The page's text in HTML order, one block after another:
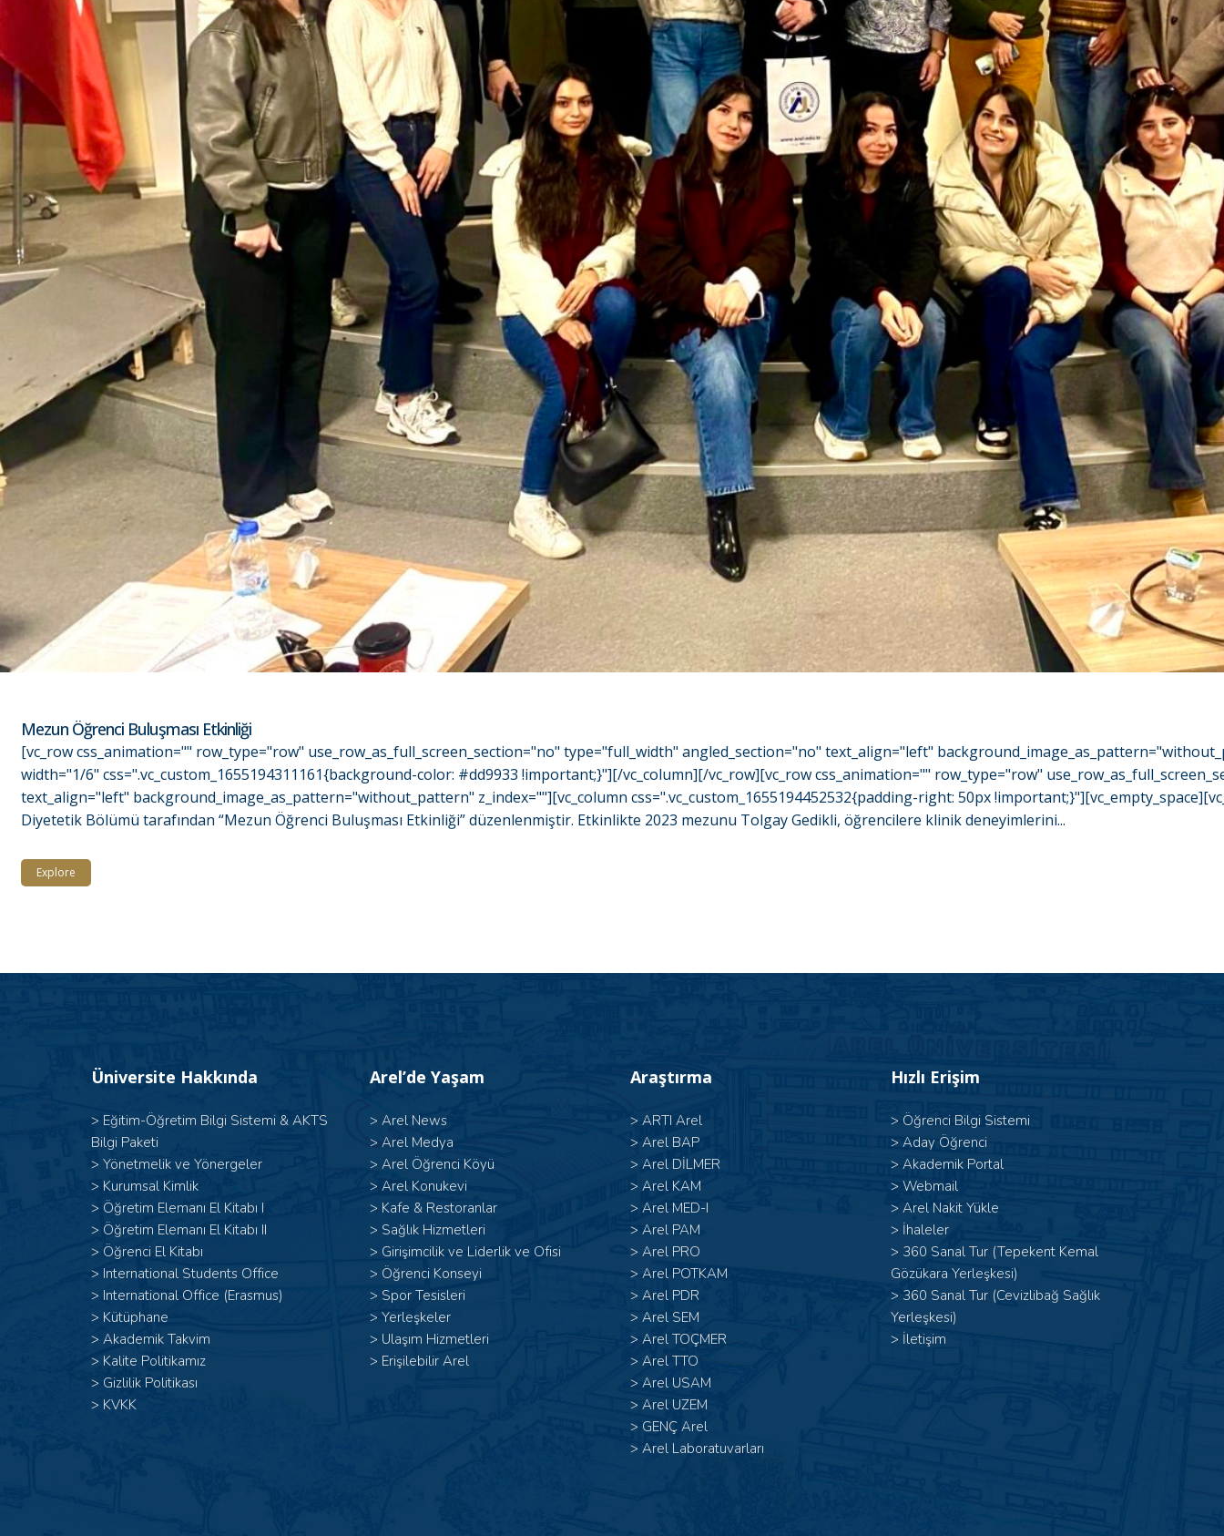
Mezun Öğrenci Buluşması Etkinliği
[vc_row css_animation="" row_type="row" use_row_as_full_screen_section="no" type="full_width" angled_section="no" text_align="left"
width="1/6" css=".vc_custom_1655194311161{background-color: #dd9933 !important;}"][/vc_column][/vc_row][vc_row css_animation="" row_type="row"
text_align="left" background_image_as_pattern="without_pattern" z_index=""][vc_column css=".vc_custom_1655194452532{padding-right: 50px
Diyetetik Bölümü tarafından “Mezun Öğrenci Buluşması Etkinliği” düzenlenmiştir. Etkinlikte 2023 mezunu Tolgay Gedikli, öğrencilere klinik deneyimlerini...
Explore
Üniversite Hakkında
> Eğitim-Öğretim Bilgi Sistemi & AKTS
Bilgi Paketi
> Yönetmelik ve Yönergeler
> Kurumsal Kimlik
> Öğretim Elemanı El Kitabı I
> Öğretim Elemanı El Kitabı II
> Öğrenci El Kitabı
> International Students Office
> International Office (Erasmus)
> Kütüphane
> Akademik Takvim
> Kalite Politikamız
> Gizlilik Politikası
> KVKK
Arel’de Yaşam
> Arel News
> Arel Medya
> Arel Öğrenci Köyü
> Arel Konukevi
> Kafe & Restoranlar
> Sağlık Hizmetleri
> Girişimcilik ve Liderlik ve Ofisi
> Öğrenci Konseyi
> Spor Tesisleri
> Yerleşkeler
> Ulaşım Hizmetleri
> Erişilebilir Arel
Araştırma
> ARTI Arel
> Arel BAP
> Arel DİLMER
> Arel KAM
> Arel MED-I
> Arel PAM
> Arel PRO
> Arel POTKAM
> Arel PDR
> Arel SEM
> Arel TOÇMER
> Arel TTO
> Arel USAM
> Arel UZEM
> GENÇ Arel
> Arel Laboratuvarları
Hızlı Erişim
> Öğrenci Bilgi Sistemi
> Aday Öğrenci
> Akademik Portal
> Webmail
> Arel Nakit Yükle
> İhaleler
> 360 Sanal Tur (Tepekent Kemal
Gözükara Yerleşkesi)
> 360 Sanal Tur (Cevizlibağ Sağlık
Yerleşkesi)
> İletişim